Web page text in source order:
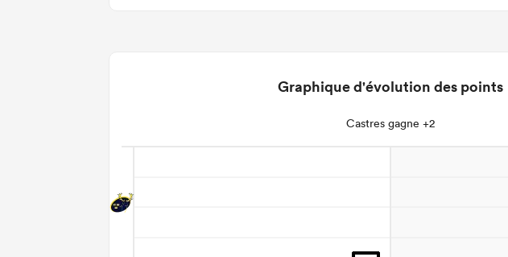
Graphique d'évolution des points
Castres gagne +2